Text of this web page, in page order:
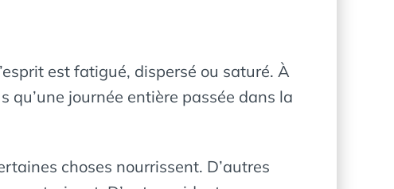
est fatigué, dispersé ou saturé. À
qu’une journée entière passée dans la
choses nourrissent. D’autres